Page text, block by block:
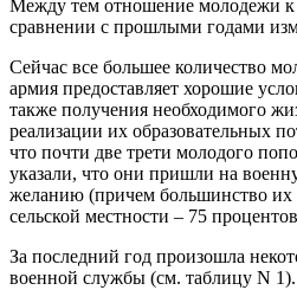
Между тем отношение молодежи к
сравнении с прошлыми годами
Сейчас все большее количество
армия предоставляет хорошие
также получения необходимого
реализации их образовательных
что почти две трети молодого
указали, что они пришли на
желанию (причем большинство их
сельской местности – 75
За последний год произошла
военной службы (см. таблицу N 1).